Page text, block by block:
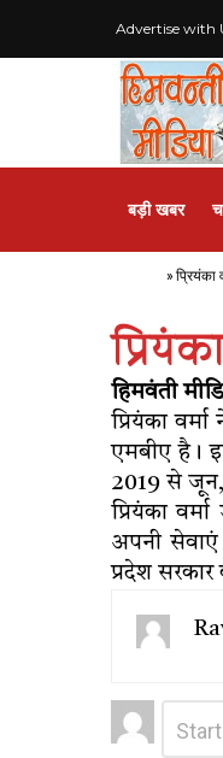
Advertise with
बड़ी खबर
» प्रियंका
हिमवंती
प्रियंका
एमबीए है।
2019 से जून,
प्रियंका
अपनी सेवाएं
प्रदेश
Leave
a